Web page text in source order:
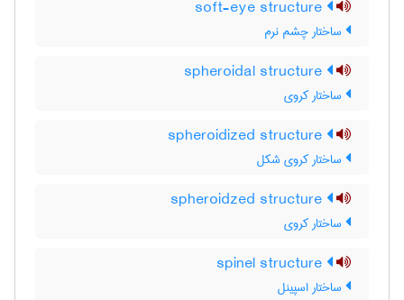
ساختار چشم نرم
ساختار کروی
ساختار کروی شکل
ساختار کروی
ساختار اسپینل